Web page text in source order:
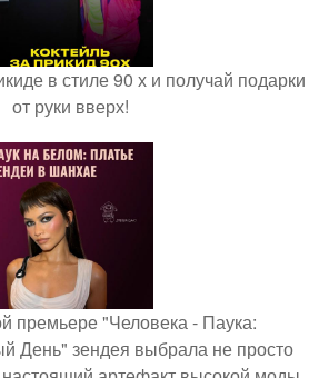
в стиле 90 х и получай подарки
от руки вверх!
премьере "Человека - Паука:
День" зендея выбрала не просто